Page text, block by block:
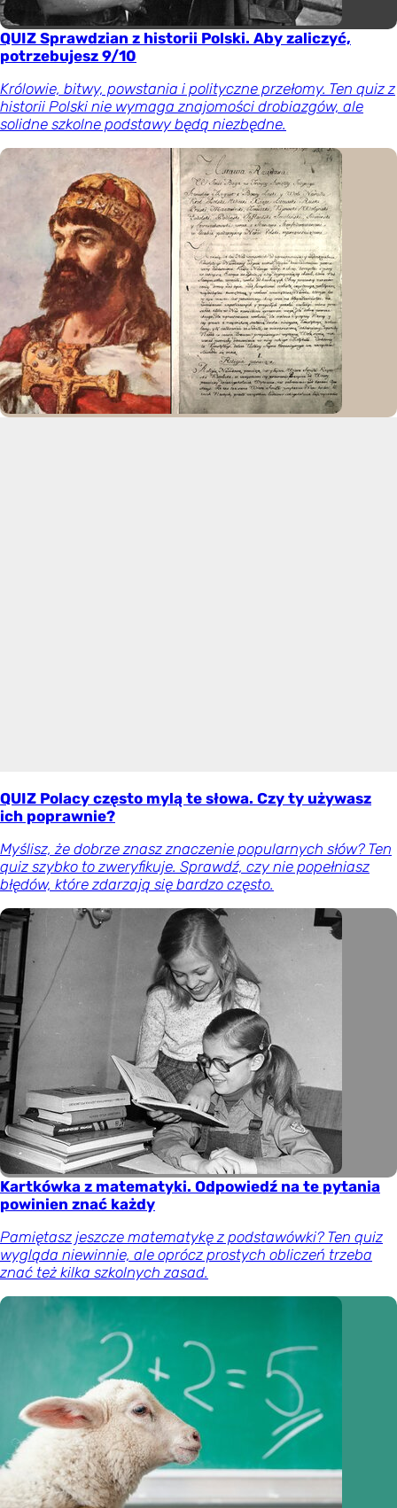
QUIZ Sprawdzian z historii Polski. Aby zaliczyć,
potrzebujesz 9/10
Królowie, bitwy, powstania i polityczne przełomy. Ten quiz z
historii Polski nie wymaga znajomości drobiazgów, ale
solidne szkolne podstawy będą niezbędne.
QUIZ Polacy często mylą te słowa. Czy ty używasz
ich poprawnie?
Myślisz, że dobrze znasz znaczenie popularnych słów? Ten
quiz szybko to zweryfikuje. Sprawdź, czy nie popełniasz
błędów, które zdarzają się bardzo często.
Kartkówka z matematyki. Odpowiedź na te pytania
powinien znać każdy
Pamiętasz jeszcze matematykę z podstawówki? Ten quiz
wygląda niewinnie, ale oprócz prostych obliczeń trzeba
znać też kilka szkolnych zasad.